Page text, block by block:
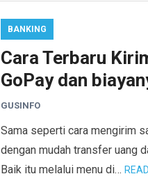
BANKING
Cara Terbaru
GoPay dan
GUSINFO
Sama seperti cara mengirim
dengan mudah transfer uang
Baik itu melalui menu di…